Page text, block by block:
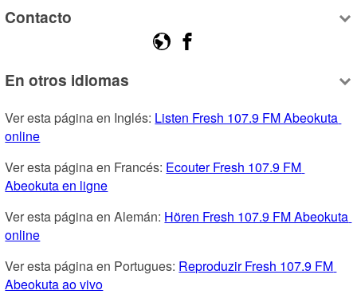
Contacto
En otros idiomas
Ver esta página en Inglés: Listen Fresh 107.9 FM Abeokuta
online
Ver esta página en Francés: Ecouter Fresh 107.9 FM
Abeokuta en ligne
Ver esta página en Alemán: Hören Fresh 107.9 FM Abeokuta
online
Ver esta página en Portugues: Reproduzir Fresh 107.9 FM
Abeokuta ao vivo